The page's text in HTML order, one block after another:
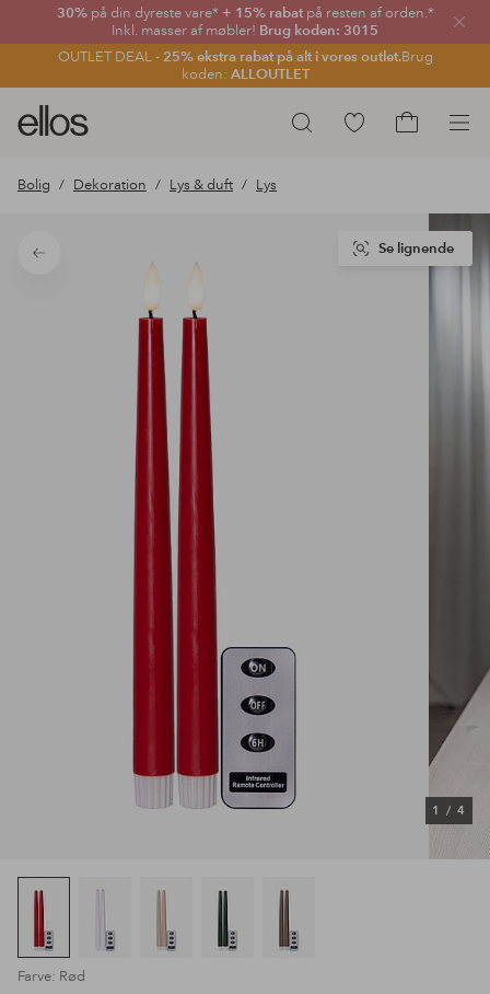
30% på din dyreste vare* + 15% rabatpå resten af orden.*
Inkl. masser af møbler! Brug koden: 3015
OUTLET DEAL - 25% ekstra rabat på alt i vores outlet.Brug
koden: ALLOUTLET
Luk
Søg
Ellos
logo
gå
forsiden
Gå
Bolig Dekoration Lys & duft Lys
Tilbage
1 / 4
Se lignende
Farve: Rød